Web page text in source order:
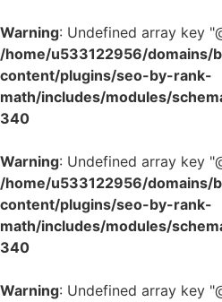
Warning: Undefined array key
/home/u533122956/domains/
content/plugins/seo-by-rank-
math/includes/modules/
340
Warning: Undefined array key
/home/u533122956/domains/
content/plugins/seo-by-rank-
math/includes/modules/
340
Warning: Undefined array key